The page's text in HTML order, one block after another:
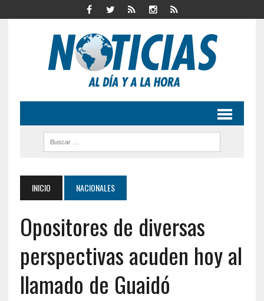
INICIO NACIONALES
Opositores de diversas
perspectivas acuden hoy al
llamado de Guaidó